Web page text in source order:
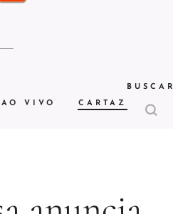
AO VIVO CARTAZ
BUSCAR